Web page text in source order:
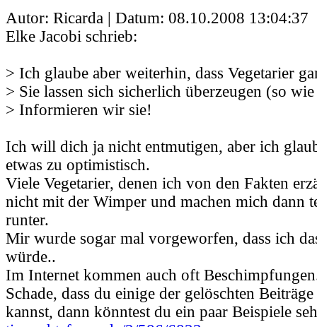
Autor: Ricarda | Datum: 08.10.2008 13:04:37
Elke Jacobi schrieb:
> Ich glaube aber weiterhin, dass Vegetarier
> Sie lassen sich sicherlich überzeugen (so
> Informieren wir sie!
Ich will dich ja nicht entmutigen, aber ich
etwas zu optimistisch.
Viele Vegetarier, denen ich von den Fakten
nicht mit der Wimper und machen mich dann
runter.
Mir wurde sogar mal vorgeworfen, dass ich
würde..
Im Internet kommen auch oft
Schade, dass du einige der gelöschten
kannst, dann könntest du ein paar Beispiele